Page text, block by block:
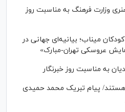
وزارت فرهنگ به مناسبت روز
میناب؛ بیانیه‌ای جهانی در
عروسکی تهران-مبارک»
به مناسبت روز خبرنگار
هستند/ پیام تبریک محمد حمیدی